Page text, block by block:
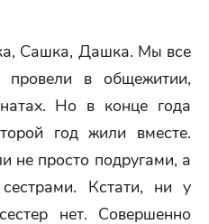
Сашка, Дашка. Мы все
провели в общежитии,
Но в конце года
год жили вместе.
не просто подругами, а
Кстати, ни у
нет. Совершенно